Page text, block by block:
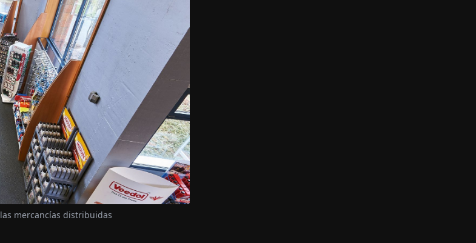
mercancías distribuidas